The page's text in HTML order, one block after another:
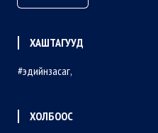
ХАШТАГУУД
эдийнзасаг
ХОЛБООС